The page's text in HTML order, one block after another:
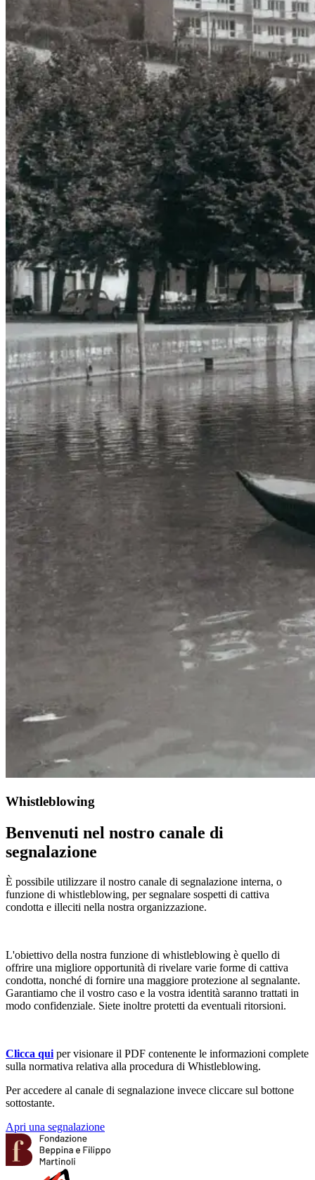
Whistleblowing
Benvenuti nel nostro canale di
segnalazione
È possibile utilizzare il nostro canale di segnalazione interna, o
funzione di whistleblowing, per segnalare sospetti di cattiva
condotta e illeciti nella nostra organizzazione.
L'obiettivo della nostra funzione di whistleblowing è quello di
offrire una migliore opportunità di rivelare varie forme di cattiva
condotta, nonché di fornire una maggiore protezione al segnalante.
Garantiamo che il vostro caso e la vostra identità saranno trattati in
modo confidenziale. Siete inoltre protetti da eventuali ritorsioni.
Clicca qui per visionare il PDF contenente le informazioni complete
sulla normativa relativa alla procedura di Whistleblowing.
Per accedere al canale di segnalazione invece cliccare sul bottone
sottostante.
Apri una segnalazione